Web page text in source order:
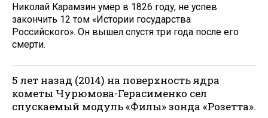
Николай Карамзин умер в 1826 году, не успев
закончить 12 том «Истории государства
Российского». Он вышел спустя три года после его
смерти.
5 лет назад (2014) на поверхность ядра
кометы Чурюмова-Герасименко сел
спускаемый модуль «Филы» зонда «Розетта».